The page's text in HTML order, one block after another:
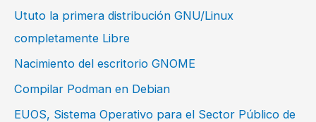
Ututo la primera distribución GNU/Linux
completamente Libre
Nacimiento del escritorio GNOME
Compilar Podman en Debian
EUOS, Sistema Operativo para el Sector Público de